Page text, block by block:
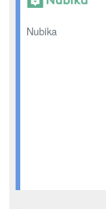
Nubika